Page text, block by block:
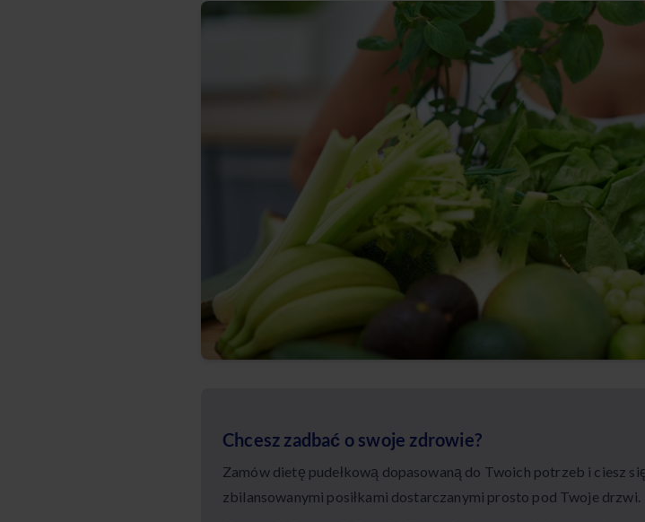
Chcesz zadbać o swoje zdrowie?
Zamów dietę pudełkową dopasowaną do Twoich potrzeb i ciesz
zbilansowanymi posiłkami dostarczanymi prosto pod Twoje drzwi.